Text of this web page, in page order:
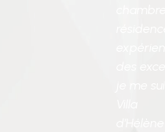
des
je me